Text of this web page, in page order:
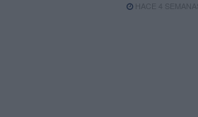
HACE 4 SEMANAS